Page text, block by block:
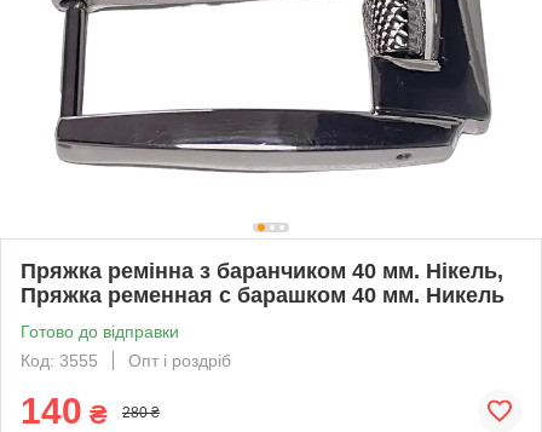
Пряжка ремінна з баранчиком 40 мм. Нікель,
Пряжка ременная с барашком 40 мм. Никель
Готово до відправки
Код: 3555
Опт і роздріб
140 ₴ 280 ₴